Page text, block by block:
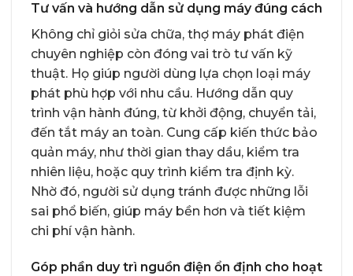
Tư vấn và hướng dẫn sử dụng máy đúng cách
Không chỉ giỏi sửa chữa, thợ máy phát điện
chuyên nghiệp còn đóng vai trò tư vấn kỹ
thuật. Họ giúp người dùng lựa chọn loại máy
phát phù hợp với nhu cầu. Hướng dẫn quy
trình vận hành đúng, từ khởi động, chuyển tải,
đến tắt máy an toàn. Cung cấp kiến thức bảo
quản máy, như thời gian thay dầu, kiểm tra
nhiên liệu, hoặc quy trình kiểm tra định kỳ.
Nhờ đó, người sử dụng tránh được những lỗi
sai phổ biến, giúp máy bền hơn và tiết kiệm
chi phí vận hành.
Góp phần duy trì nguồn điện ổn định cho hoạt